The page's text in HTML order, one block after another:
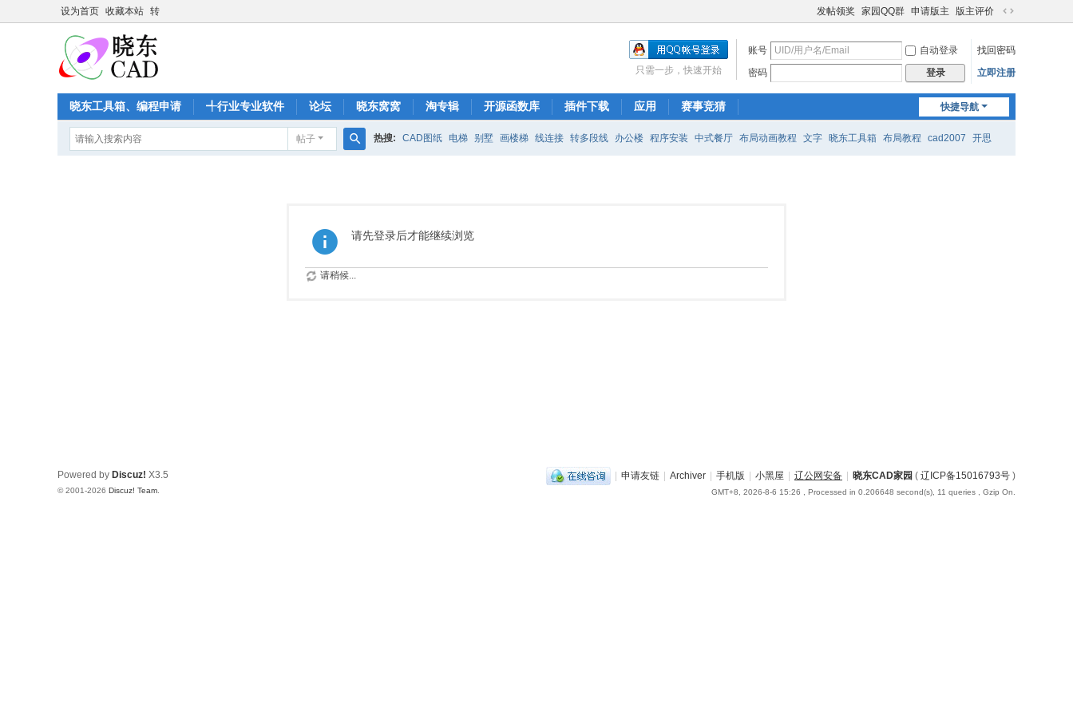
设为首页 收藏本站 转 发帖领奖 家园QQ群 申请版主 版主评价
切
到
宽
账号 自动登录
找回密码
密码
登录 立即注册
只需一步，快速开始
快捷导航
晓东工具箱、编程申请 ╃行业专业软件 论坛 晓东窝窝 淘专辑 开源函数库 插件下载 应用 赛事竞猜
帖子 热搜: CAD图纸 电梯 别墅 画楼梯 线连接 转多段线 办公楼 程序安装 中式餐厅 布局动画教程 文字 晓东工具箱 布局教程 cad2007 开思
请先登录后才能继续浏览
请稍候...
| 申请友链 | Archiver | 手机版 | 小黑屋 | 辽公网安备 | 晓东CAD家园 ( 辽ICP备15016793号 )
GMT+8, 2026-8-6 15:26 , Processed in 0.206648 second(s), 11 queries , Gzip On.
Powered by Discuz! X3.5
© 2001-2026 Discuz! Team